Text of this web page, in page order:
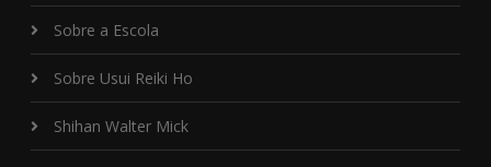
Sobre a Escola
Sobre Usui Reiki Ho
Shihan Walter Mick